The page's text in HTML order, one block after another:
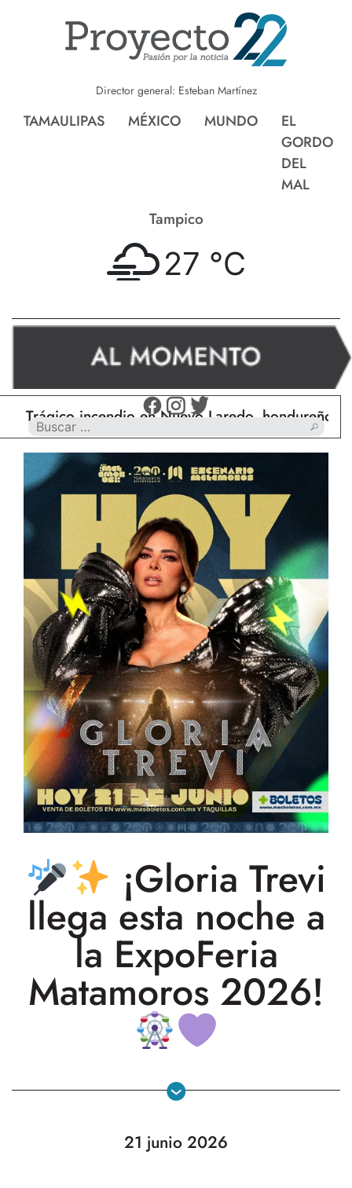
Director general: Esteban Martínez
TAMAULIPAS MÉXICO MUNDO
EL
GORDO
DEL
MAL
Tampico
27 °C
incendio en Nuevo Laredo, hondureño muere
¡Gloria Trevi
llega esta noche a
la ExpoFeria
Matamoros 2026!
21 junio 2026